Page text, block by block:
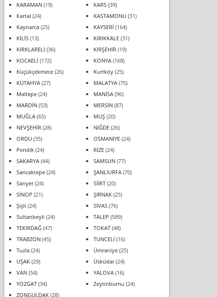
KARAMAN(19) KARS(39)
Kartal (24) KASTAMONU (31)
Kaynarca(25) KAYSERİ (164)
KİLİS(13) KIRIKKALE(31)
KIRKLARELİ (36) KIRŞEHİR (19)
KOCAELİ (172) KONYA(168)
Küçükçekmece(26) Kurtköy(25)
KÜTAHYA(27) MALATYA(75)
Maltepe(24) MANİSA(96)
MARDİN(53) MERSİN(87)
MUĞLA(65) MUŞ(20)
NEVŞEHİR (28) NİĞDE(26)
ORDU (35) OSMANİYE(24)
Pendik(24) RİZE(24)
SAKARYA(44) SAMSUN(77)
Sancaktepe(24) ŞANLIURFA(70)
Sarıyer(24) SİİRT(20)
SİNOP (21) ŞIRNAK(25)
Şişli (24) SİVAS(76)
Sultanbeyli (24) TALEP (589)
TEKİRDAĞ(47) TOKAT(48)
TRABZON(45) TUNCELİ (16)
Tuzla(24) Ümraniye(25)
UŞAK(29) Üsküdar(24)
VAN(54) YALOVA(16)
YOZGAT(34) Zeytinburnu (24)
ZONGULDAK(28)